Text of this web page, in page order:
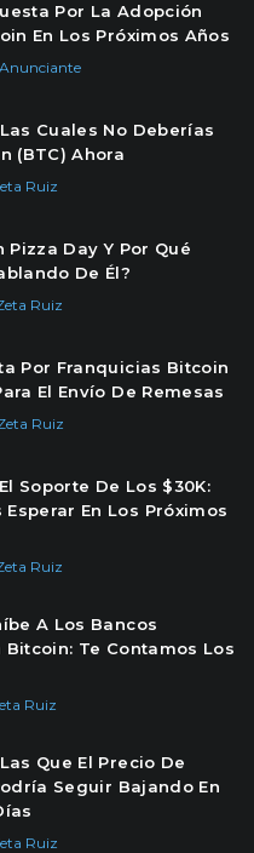
Por La Adopción
En Los Próximos Años
Anunciante
Cuales No Deberías
(BTC) Ahora
Ruiz
Pizza Day Y Por Qué
De Él?
Ruiz
Por Franquicias Bitcoin
El Envío De Remesas
Ruiz
Soporte De Los $30K:
Esperar En Los Próximos
Ruiz
A Los Bancos
Bitcoin: Te Contamos Los
Ruiz
Que El Precio De
Seguir Bajando En
Ruiz